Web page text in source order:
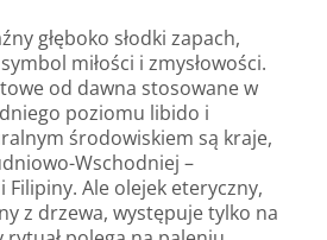
głęboko słodki zapach,
miłości i zmysłowości.
od dawna stosowane w
poziomu libido i
środowiskiem są kraje,
Wschodniej –
Filipiny. Ale olejek eteryczny,
z drzewa, występuje tylko na